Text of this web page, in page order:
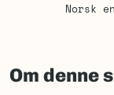
Norsk
Om denne